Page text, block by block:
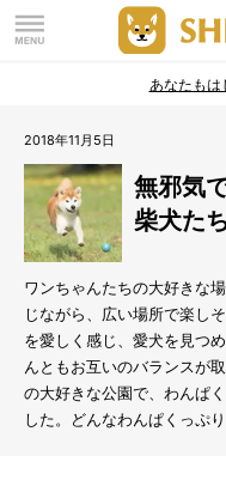
あなたもは
2018年11月5日
無邪気
柴犬た
ワンちゃんたちの大好きな
じながら、広い場所で楽し
を愛しく感じ、愛犬を見つ
んともお互いのバランスが
の大好きな公園で、わんぱ
した。どんなわんぱくっぷ